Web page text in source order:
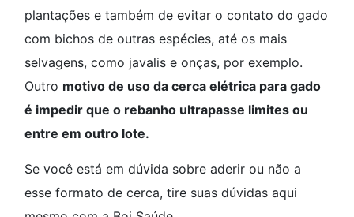
plantações e também de evitar o contato do gado
com bichos de outras espécies, até os mais
selvagens, como javalis e onças, por exemplo.
Outro motivo de uso da cerca elétrica para gado
é impedir que o rebanho ultrapasse limites ou
entre em outro lote.
Se você está em dúvida sobre aderir ou não a
esse formato de cerca, tire suas dúvidas aqui